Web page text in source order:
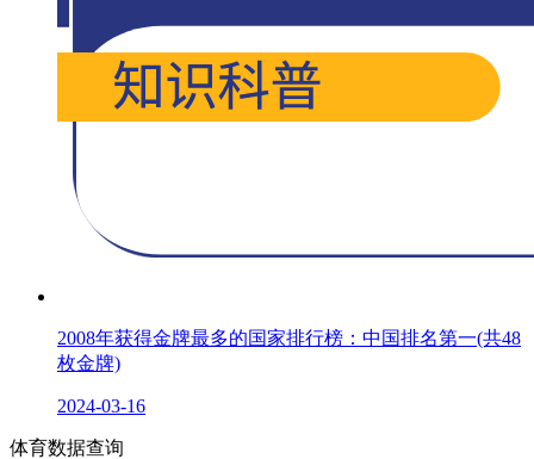
2008年获得金牌最多的国家排行榜：中国排名第一(共48
枚金牌)
2024-03-16
体育数据查询